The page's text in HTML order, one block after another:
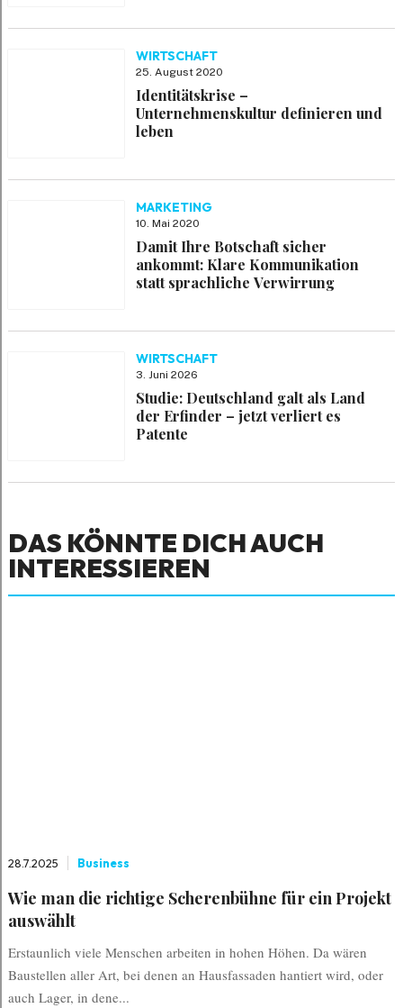
WIRTSCHAFT
25. August 2020
Identitätskrise –
Unternehmenskultur definieren und
leben
MARKETING
10. Mai 2020
Damit Ihre Botschaft sicher
ankommt: Klare Kommunikation
statt sprachliche Verwirrung
WIRTSCHAFT
3. Juni 2026
Studie: Deutschland galt als Land
der Erfinder – jetzt verliert es
Patente
DAS KÖNNTE DICH AUCH
INTERESSIEREN
28.7.2025 Business
Wie man die richtige Scherenbühne für ein Projekt
auswählt
Erstaunlich viele Menschen arbeiten in hohen Höhen. Da wären
Baustellen aller Art, bei denen an Hausfassaden hantiert wird, oder
auch Lager, in dene...